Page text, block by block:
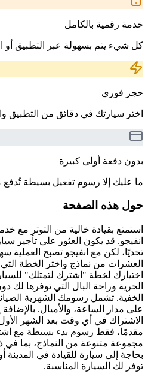
خدمة رقمية بالكامل
كل شيء يتم بسهولة عبر التطبيق أو
حجز فوري
اختر سيارتك في دقائق من التطبيق
بدون دفعة أولى كبيرة
ما عليك إلا رسوم تفعيل بسيطة تُدفع
حول هذه الصفحة
استمتع بقيادة خالية من التوتر مع
انفيجو. قد يكون العثور على تأجير
تحديًا، لكن مع انفيجو تصبح العملية
العشرات من نماذج واختر الخطة
اختيارك لخطة "اشترك لتمتلك"
الحرية وراحة البال التي توفرها لك
الخفية. تشمل رسومك الشهرية
على مدار الساعة، والأميال.
الاشتراك في أي وقت بعد الشهر
مقدمًا، فقط رسوم بدء بسيطة مع
مجموعة متنوعة من النماذج، بما في
توفر لك السيارة المناسبة.